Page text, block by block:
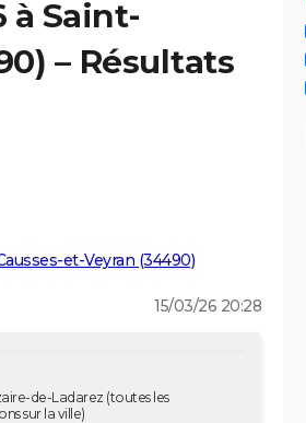
à Saint-
– Résultats
et-Veyran (34490)
15/03/26 20:28
de-Ladarez (toutes les
sur la ville)